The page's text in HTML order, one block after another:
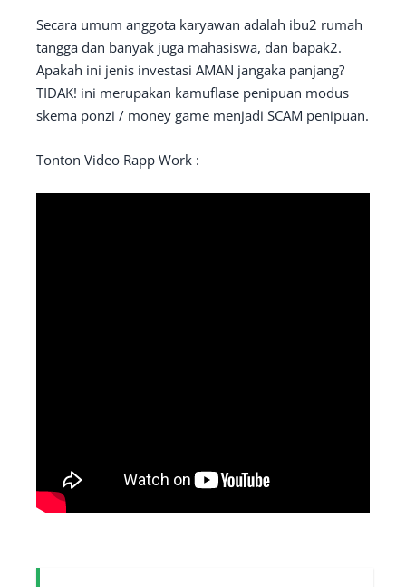
Secara umum anggota karyawan adalah ibu2 rumah
tangga dan banyak juga mahasiswa, dan bapak2.
Apakah ini jenis investasi AMAN jangaka panjang?
TIDAK! ini merupakan kamuflase penipuan modus
skema ponzi / money game menjadi SCAM penipuan.
Tonton Video Rapp Work :